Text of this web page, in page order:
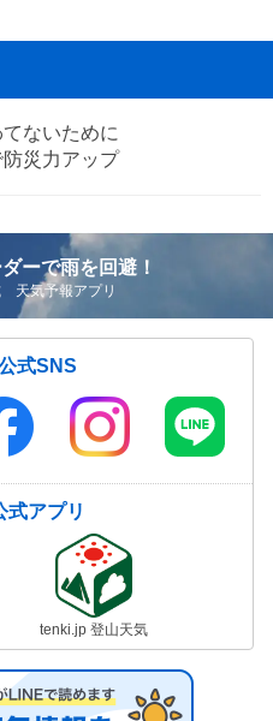
ないために
災力アップ
ーで雨を回避！
天気予報アプリ
式SNS
アプリ
tenki.jp 登山天気